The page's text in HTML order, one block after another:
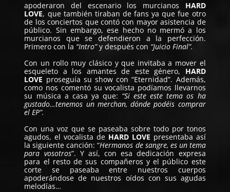
apoderaron del escenario los murcianos HARD
LOVE, que también tiraban de fans ya que fue otro
de los conciertos que contó con mayor asistencia de
público. Sin embargo, ese hecho no mermó a los
murcianos que se defendieron a la perfección.
Primero con la “Intro”y después con “Juicio Final”.
Con un rollo muy clásico y que invitaba a mover el
esqueleto a los amantes de este género, HARD
LOVE proseguía su show con “Eternidad”. Además,
como nos comentó su vocalista podíamos llevarnos
su música a casa ya que: “Si este este tema os ha
gustado…tenemos un merchan, dónde podéis comprar
el EP”.
Con una voz que se paseaba sobre todo por tonos
agudos, el vocalista de HARD LOVE presentaba así
la siguiente canción: “Hermanos de sangre, es un tema
para vosotros”. Y así, con esa dedicación expresa
para el resto de sus compañeros y el público este
corte se paseaba entre nuestros cuerpos
apoderándose de nuestros oídos con sus agudas
melodías…